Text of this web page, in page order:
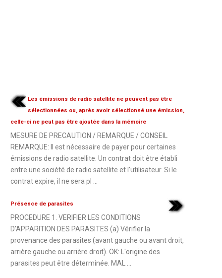
Les émissions de radio satellite ne peuvent pas être
sélectionnées ou, après avoir sélectionné une émission,
celle-ci ne peut pas être ajoutée dans la mémoire
MESURE DE PRECAUTION / REMARQUE / CONSEIL
REMARQUE: Il est nécessaire de payer pour certaines
émissions de radio satellite. Un contrat doit être établi
entre une société de radio satellite et l'utilisateur. Si le
contrat expire, il ne sera pl ...
Présence de parasites
PROCEDURE 1. VERIFIER LES CONDITIONS
D'APPARITION DES PARASITES (a) Vérifier la
provenance des parasites (avant gauche ou avant droit,
arrière gauche ou arrière droit). OK: L'origine des
parasites peut être déterminée. MAL ...